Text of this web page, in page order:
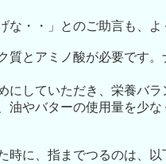
な・・」とのご助言も、
質とアミノ酸が必要です
にしていただき、栄養バ
油やバターの使用量を少
時に、指までつるのは、